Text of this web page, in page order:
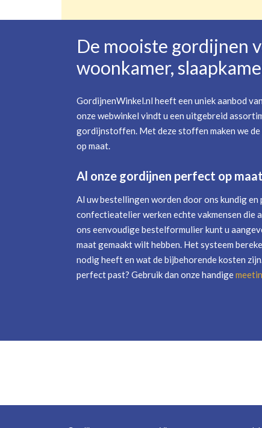
De mooiste gordijnen
woonkamer,
GordijnenWinkel.nl heeft een uniek aanbod
onze webwinkel vindt u een uitgebreid
gordijnstoffen. Met deze stoffen maken we
op maat.
Al onze gordijnen perfect op
Al uw bestellingen worden door ons kundig en
confectieatelier werken echte vakmensen die
ons eenvoudige bestelformulier kunt u
maat gemaakt wilt hebben. Het systeem
nodig heeft en wat de bijbehorende kosten
perfect past? Gebruik dan onze handige